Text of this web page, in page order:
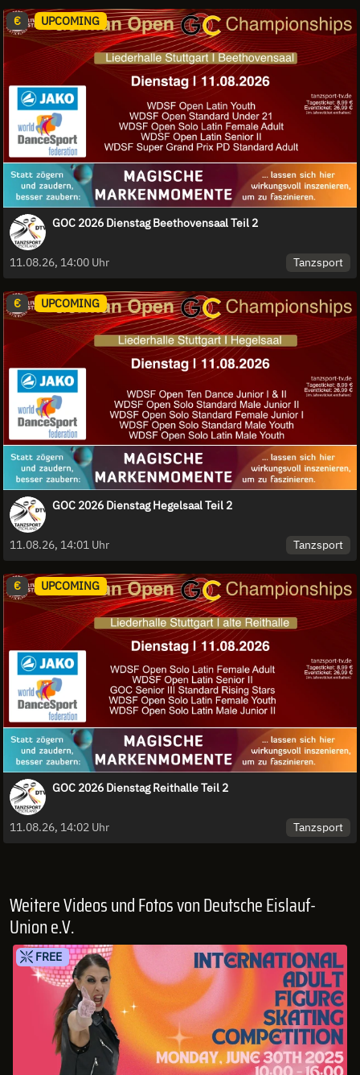
€ UPCOMING
GOC 2026 Dienstag Beethovensaal Teil 2
11.08.26, 14:00 Uhr Tanzsport
€ UPCOMING
GOC 2026 Dienstag Hegelsaal Teil 2
11.08.26, 14:01 Uhr Tanzsport
€ UPCOMING
GOC 2026 Dienstag Reithalle Teil 2
11.08.26, 14:02 Uhr Tanzsport
Weitere Videos und Fotos von Deutsche Eislauf-
Union e.V.
FREE